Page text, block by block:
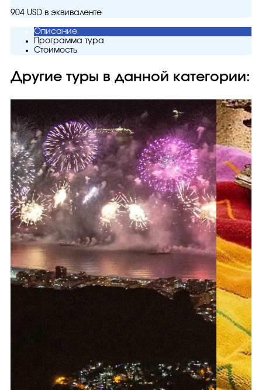
904 USD в эквиваленте
Описание
Программа тура
Стоимость
Другие туры в данной категории: